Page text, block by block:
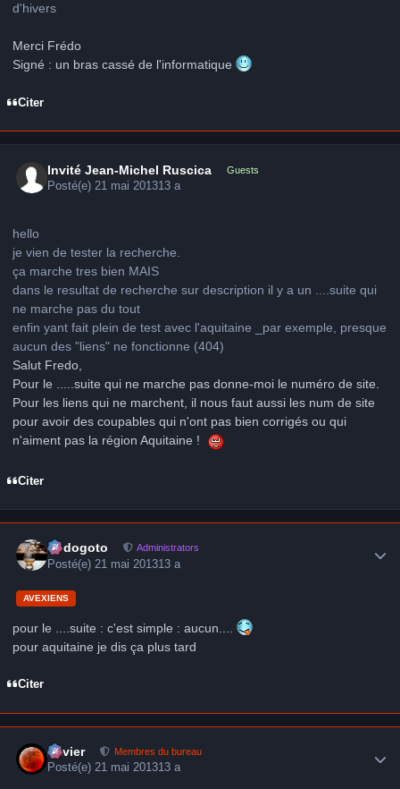
d'hivers
Merci Frédo
Signé : un bras cassé de l'informatique
Citer
Invité Jean-Michel Ruscica Guests
Posté(e)21 mai 201313 a
hello
je vien de tester la recherche.
ça marche tres bien MAIS
dans le resultat de recherche sur description il y a un ....suite qui
ne marche pas du tout
enfin yant fait plein de test avec l'aquitaine _par exemple, presque
aucun des "liens" ne fonctionne (404)
Salut Fredo,
Pour le .....suite qui ne marche pas donne-moi le numéro de site.
Pour les liens qui ne marchent, il nous faut aussi les num de site
pour avoir des coupables qui n'ont pas bien corrigés ou qui
n'aiment pas la région Aquitaine !
Citer
frédogoto Administrators
Posté(e) 21 mai 201313 a
AVEXIENS
pour le ....suite : c'est simple : aucun....
pour aquitaine je dis ça plus tard
Citer
Xavier Membres du bureau
Posté(e)21 mai 201313 a